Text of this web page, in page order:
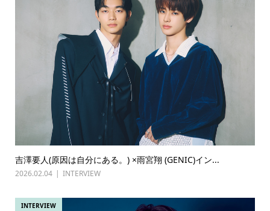
吉澤要人(原因は自分にある。) ×雨宮翔 (GENIC)イン...
2026.02.04 INTERVIEW
INTERVIEW